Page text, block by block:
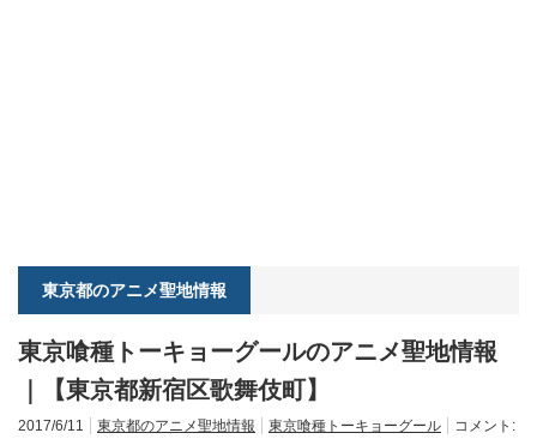
東京都のアニメ聖地情報
東京喰種トーキョーグールのアニメ聖地情報
｜【東京都新宿区歌舞伎町】
2017/6/11 東京都のアニメ聖地情報 東京喰種トーキョーグール
コメント: